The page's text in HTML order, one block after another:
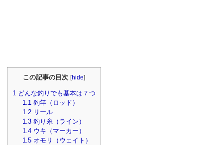
この記事の目次 [hide]
1 どんな釣りでも基本は７つ
1.1 釣竿（ロッド）
1.2 リール
1.3 釣り糸（ライン）
1.4 ウキ（マーカー）
1.5 オモリ（ウェイト）